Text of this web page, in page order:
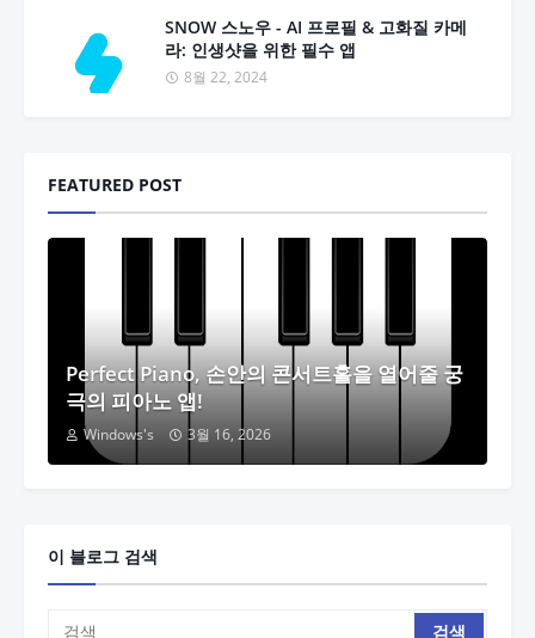
SNOW 스노우 - AI 프로필 & 고화질 카메
라: 인생샷을 위한 필수 앱
8월 22, 2024
FEATURED POST
Perfect Piano, 손안의 콘서트홀을 열어줄 궁
극의 피아노 앱!
Windows's 3월 16, 2026
이 블로그 검색